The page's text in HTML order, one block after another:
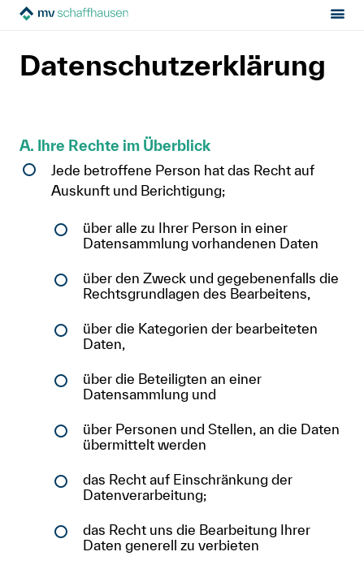
Politik & Positionen
Anmelden
Datenschutzerklärung
A. Ihre Rechte im Überblick
Jede betroffene Person hat das Recht auf
Auskunft und Berichtigung;
über alle zu Ihrer Person in einer
Datensammlung vorhandenen Daten
über den Zweck und gegebenenfalls die
Rechtsgrundlagen des Bearbeitens,
über die Kategorien der bearbeiteten
Daten,
über die Beteiligten an einer
Datensammlung und
über Personen und Stellen, an die Daten
übermittelt werden
das Recht auf Einschränkung der
Datenverarbeitung;
das Recht uns die Bearbeitung Ihrer
Daten generell zu verbieten